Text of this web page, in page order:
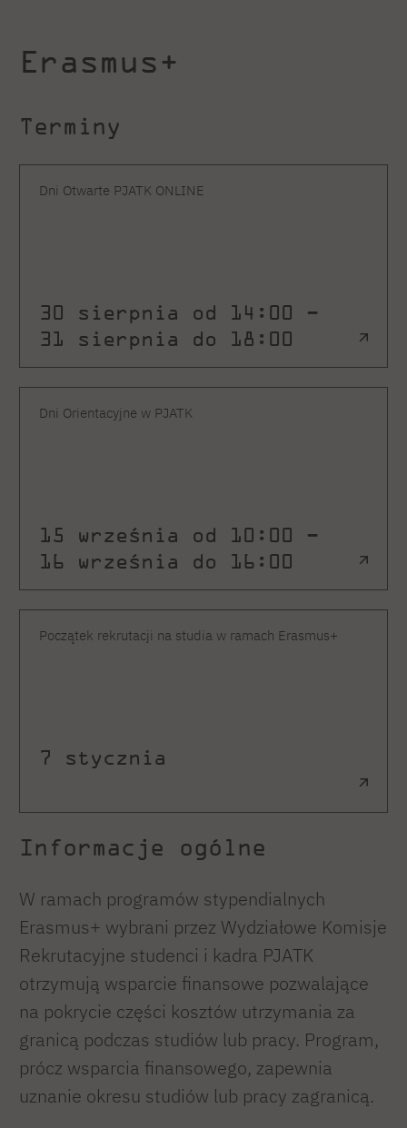
Erasmus+
Terminy
Dni Otwarte PJATK ONLINE
30 sierpnia od 14:00 –
31 sierpnia do 18:00
Dni Orientacyjne w PJATK
15 września od 10:00 –
16 września do 16:00
Początek rekrutacji na studia w ramach Erasmus+
7 stycznia
Informacje ogólne
W ramach programów stypendialnych
Erasmus+ wybrani przez Wydziałowe Komisje
Rekrutacyjne studenci i kadra PJATK
otrzymują wsparcie finansowe pozwalające
na pokrycie części kosztów utrzymania za
granicą podczas studiów lub pracy. Program,
prócz wsparcia finansowego, zapewnia
uznanie okresu studiów lub pracy zagranicą.